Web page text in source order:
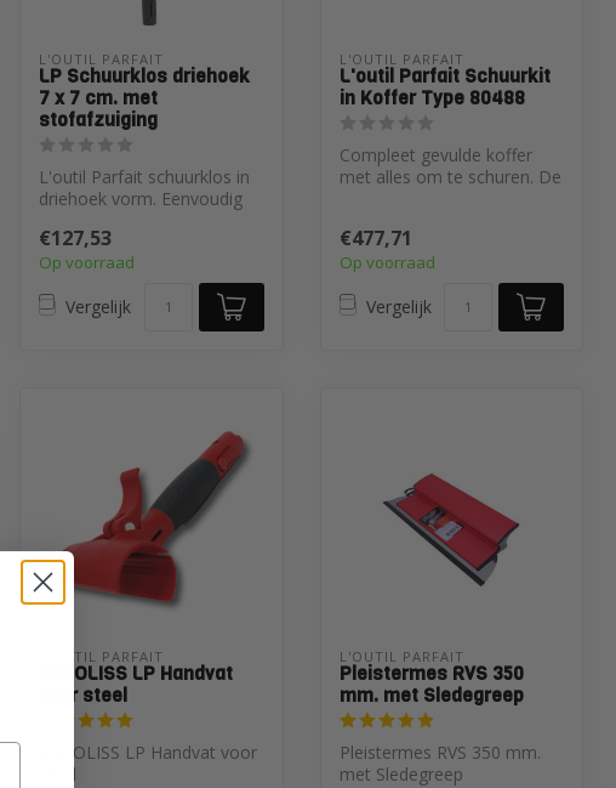
L'OUTIL PARFAIT
LP Schuurklos driehoek
7 x 7 cm. met
stofafzuiging
L'outil Parfait schuurklos in
driehoek vorm. Eenvoudig
schure...
€127,53
Op voorraad
Vergelijk
L'OUTIL PARFAIT
L'outil Parfait Schuurkit
in Koffer Type 80488
Compleet gevulde koffer
met alles om te schuren. De
€477,71
Op voorraad
Vergelijk
L'OUTIL PARFAIT
DECOLISS LP Handvat
voor steel
DECOLISS LP Handvat voor
steel
L'OUTIL PARFAIT
Pleistermes RVS 350
mm. met Sledegreep
Pleistermes RVS 350 mm.
met Sledegreep